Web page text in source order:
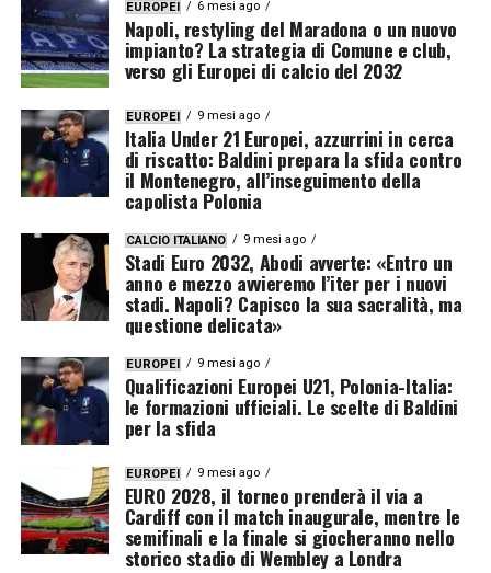
EUROPEI 6 mesi ago
Napoli, restyling del Maradona o un nuovo
impianto? La strategia di Comune e club,
verso gli Europei di calcio del 2032
EUROPEI 9 mesi ago
Italia Under 21 Europei, azzurrini in cerca
di riscatto: Baldini prepara la sfida contro
il Montenegro, all’inseguimento della
capolista Polonia
CALCIO ITALIANO 9 mesi ago
Stadi Euro 2032, Abodi avverte: «Entro un
anno e mezzo avvieremo l’iter per i nuovi
stadi. Napoli? Capisco la sua sacralità, ma
questione delicata»
EUROPEI 9 mesi ago
Qualificazioni Europei U21, Polonia-Italia:
le formazioni ufficiali. Le scelte di Baldini
per la sfida
EUROPEI 9 mesi ago
EURO 2028, il torneo prenderà il via a
Cardiff con il match inaugurale, mentre le
semifinali e la finale si giocheranno nello
storico stadio di Wembley a Londra